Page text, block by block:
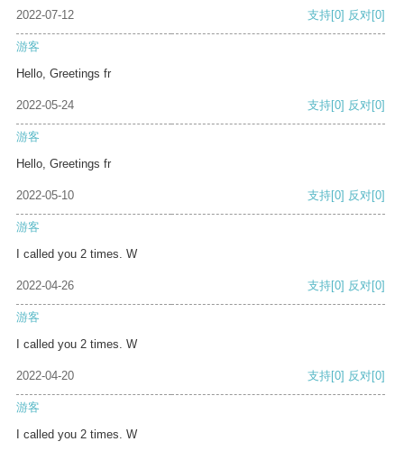
2022-07-12 支持[0] 反对[0]
游客
Hello, Greetings fr
2022-05-24 支持[0] 反对[0]
游客
Hello, Greetings fr
2022-05-10 支持[0] 反对[0]
游客
I called you 2 times. W
2022-04-26 支持[0] 反对[0]
游客
I called you 2 times. W
2022-04-20 支持[0] 反对[0]
游客
I called you 2 times. W